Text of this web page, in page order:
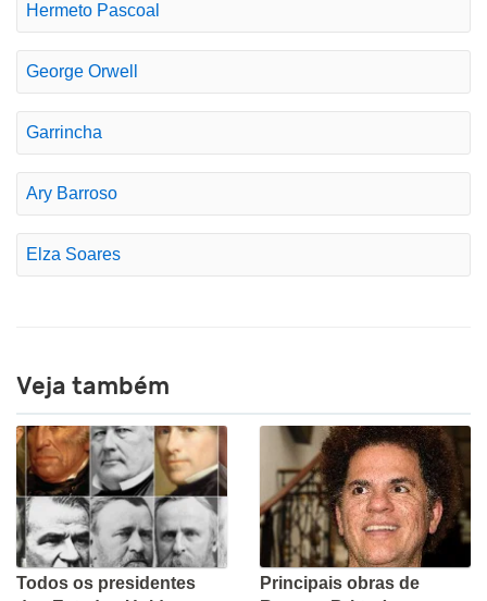
Hermeto Pascoal
George Orwell
Garrincha
Ary Barroso
Elza Soares
Veja também
Todos os presidentes
Principais obras de